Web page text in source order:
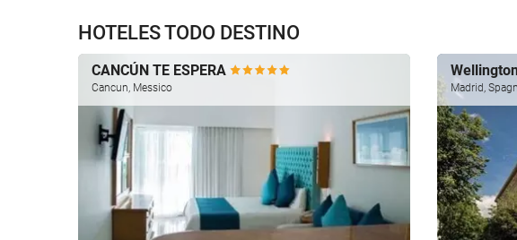
HOTELES TODO DESTINO
CANCÚN TE ESPERA
Cancun, Messico Madrid,